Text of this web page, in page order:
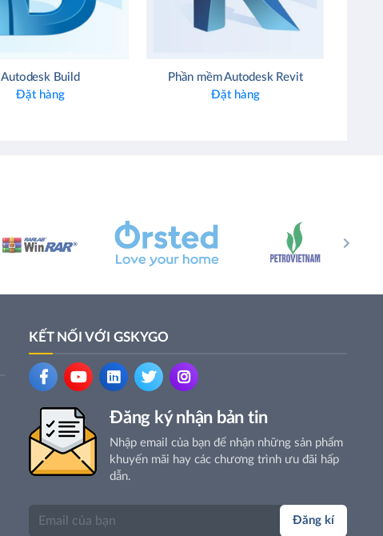
Autodesk Build
Đặt hàng
Phần mềm Autodesk Revit
Đặt hàng
KẾT NỐI VỚI GSKYGO
Đăng ký nhận bản tin
Nhập email của bạn để nhận những sản phẩm
khuyến mãi hay các chương trình ưu đãi hấp
dẫn.
Đăng kí